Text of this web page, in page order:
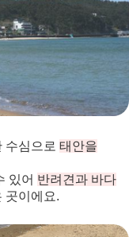
수심으로 태안을
있어 반려견과 바다
곳이에요.